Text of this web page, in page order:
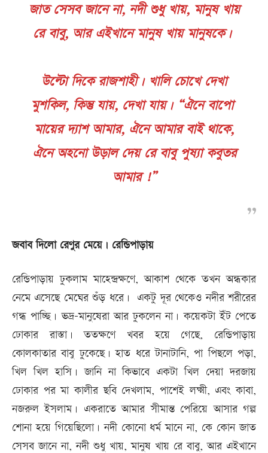
জাত সেসব জানে না, নদী শুধু খায়, মানুষ খায়
রে বাবু, আর এইখানে মানুষ খায় মানুষকে।
উল্টো দিকে রাজশাহী। খালি চোখে দেখা
মুশকিল, কিন্তু যায়, দেখা যায়। “ঐনে বাপো
মায়ের দ্যাশ আমার, ঐনে আমার বাই থাকে,
ঐনে অহনো উড়াল দেয় রে বাবু পুষ্যা কবুতর
আমার !”
জবাব দিলো রেণুর মেয়ে। রেন্ডিপাড়ায়
রেন্ডিপাড়ায় ঢুকলাম মাহেন্দ্রক্ষণে, আকাশ থেকে তখন অন্ধকার
নেমে এসেছে মেঘের শুঁড় ধরে। একটু দূর থেকেও নদীর শরীরের
গন্ধ পাচ্ছি। ভদ্র-মানুষেরা আর ঢুকলেন না। কয়েকটা ইঁট পেতে
ঢোকার রাস্তা। ততক্ষণে খবর হয়ে গেছে, রেন্ডিপাড়ায়
কোলকাতার বাবু ঢুকেছে। হাত ধরে টানাটানি, পা পিছলে পড়া,
খিল খিল হাসি। জানি না কিভাবে একটা খিল দেয়া দরজায়
ঢোকার পর মা কালীর ছবি দেখলাম, পাশেই লক্ষ্মী, এবং কাবা,
নজরুল ইসলাম। একরাতে আমার সীমান্ত পেরিয়ে আসার গল্প
শোনা হয়ে গিয়েছিলো। নদী কোনো ধর্ম মানে না, কে কোন জাত
সেসব জানে না, নদী শুধু খায়, মানুষ খায় রে বাবু, আর এইখানে